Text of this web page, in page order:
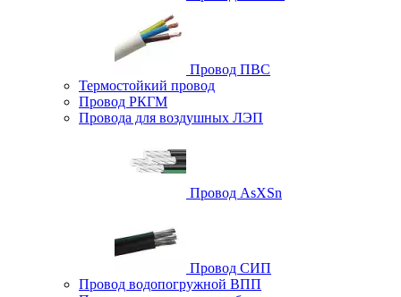
Провод ПВС
Термостойкий провод
Провод РКГМ
Провода для воздушных ЛЭП
Провод AsXSn
Провод СИП
Провод водопогружной ВПП